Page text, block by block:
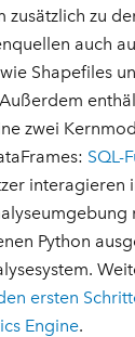
zusätzlich zu
auch
Shapefiles
zwei
SQL-
interagieren
Python
ersten
Engine.